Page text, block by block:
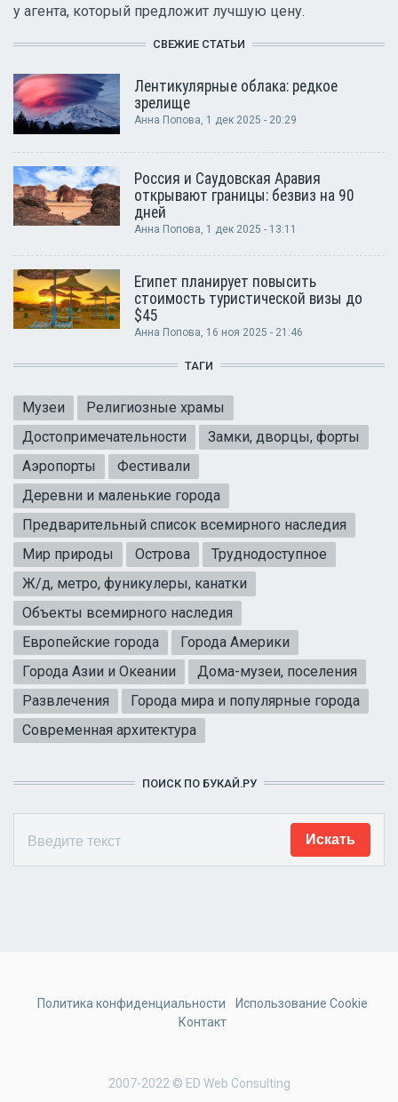
у агента, который предложит лучшую цену.
СВЕЖИЕ СТАТЬИ
Лентикулярные облака: редкое
зрелище
Анна Попова, 1 дек 2025 - 20:29
Россия и Саудовская Аравия
открывают границы: безвиз на 90
дней
Анна Попова, 1 дек 2025 - 13:11
Египет планирует повысить
стоимость туристической визы до
$45
Анна Попова, 16 ноя 2025 - 21:46
ТАГИ
Музеи
Религиозные храмы
Достопримечательности
Замки, дворцы, форты
Аэропорты
Фестивали
Деревни и маленькие города
Предварительный список всемирного наследия
Мир природы
Острова
Труднодоступное
Ж/д, метро, фуникулеры, канатки
Объекты всемирного наследия
Европейские города
Города Америки
Города Азии и Океании
Дома-музеи, поселения
Развлечения
Города мира и популярные города
Современная архитектура
ПОИСК ПО БУКАЙ.РУ
2007-2022 © ED Web Consulting
Политика конфиденциальности
Использование Cookie
Контакт